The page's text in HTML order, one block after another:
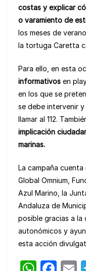
costas y explicar
o varamiento de
los meses de
la tortuga Caretta
Para ello, en esta
informativos en
en los que se
se debe intervenir
llamar al 112.
implicación
marinas.
La campaña cuenta
Global Omnium,
Azul Marino, la
Andaluza de
posible gracias a
autonómicos y
esta acción